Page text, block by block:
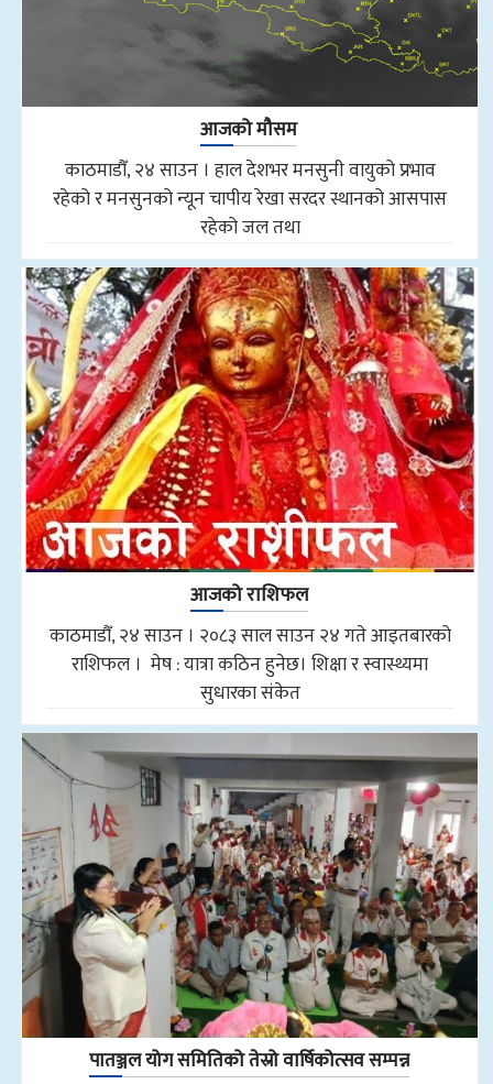
आजको मौसम
काठमाडौँ, २४ साउन । हाल देशभर मनसुनी वायुको प्रभाव
रहेको र मनसुनको न्यून चापीय रेखा सरदर स्थानको आसपास
रहेको जल तथा
आजको राशिफल
काठमाडौँ, २४ साउन । २०८३ साल साउन २४ गते आइतबारको
राशिफल । मेष : यात्रा कठिन हुनेछ। शिक्षा र स्वास्थ्यमा
सुधारका संकेत
पातञ्जल योग समितिको तेस्रो वार्षिकोत्सव सम्पन्न